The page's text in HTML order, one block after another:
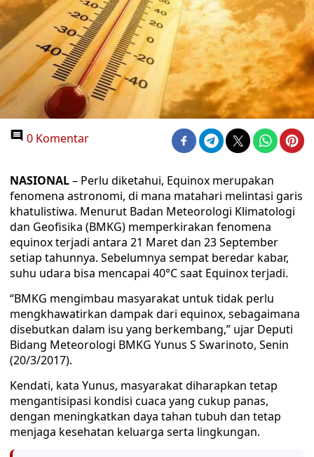
0 Komentar
NASIONAL– Perlu diketahui, Equinox merupakan
fenomena astronomi, di mana matahari melintasi garis
khatulistiwa. Menurut Badan Meteorologi Klimatologi
dan Geofisika (BMKG) memperkirakan fenomena
equinox terjadi antara 21 Maret dan 23 September
setiap tahunnya. Sebelumnya sempat beredar kabar,
suhu udara bisa mencapai 40°C saat Equinox terjadi.
“BMKG mengimbau masyarakat untuk tidak perlu
mengkhawatirkan dampak dari equinox, sebagaimana
disebutkan dalam isu yang berkembang,” ujar Deputi
Bidang Meteorologi BMKG Yunus S Swarinoto, Senin
(20/3/2017).
Kendati, kata Yunus, masyarakat diharapkan tetap
mengantisipasi kondisi cuaca yang cukup panas,
dengan meningkatkan daya tahan tubuh dan tetap
menjaga kesehatan keluarga serta lingkungan.